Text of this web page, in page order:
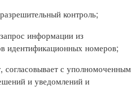
контроль;
информации из
идентификационных номеров;
с уполномоченным
и уведомлений и